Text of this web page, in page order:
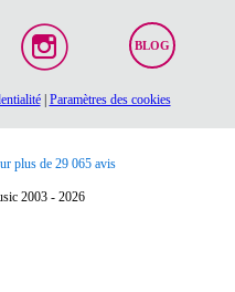
BLOG
| Paramètres des cookies
plus de 29 065 avis
2003 - 2026